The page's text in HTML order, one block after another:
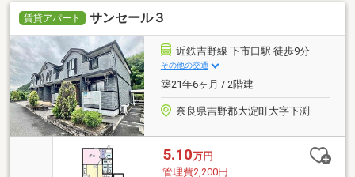
賃貸アパート サンセール３
近鉄吉野線 下市口駅 徒歩9分
その他の交通
築21年6ヶ月 / 2階建
奈良県吉野郡大淀町大字下渕
5.10万円
管理費2,200円